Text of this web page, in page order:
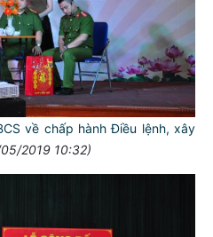
về chấp hành Điều lệnh, xây
2019 10:32)